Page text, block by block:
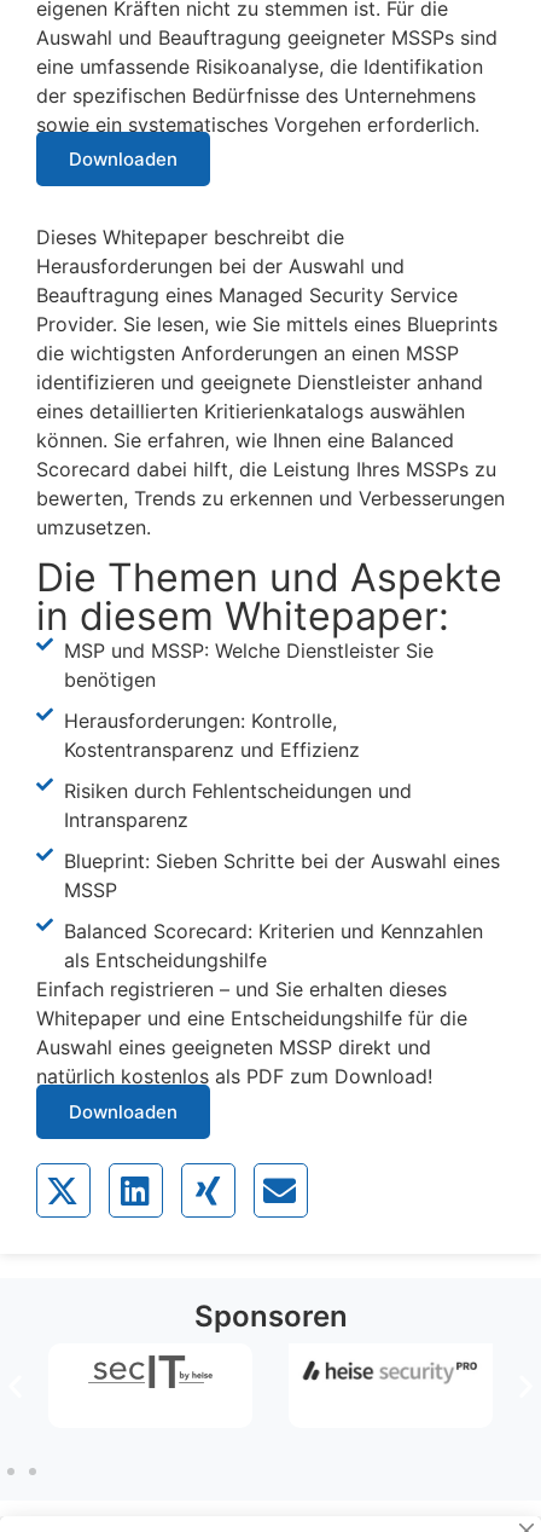
eigenen Kräften nicht zu stemmen ist. Für die
Auswahl und Beauftragung geeigneter MSSPs sind
eine umfassende Risikoanalyse, die Identifikation
der spezifischen Bedürfnisse des Unternehmens
sowie ein systematisches Vorgehen erforderlich.
Downloaden
Dieses Whitepaper beschreibt die
Herausforderungen bei der Auswahl und
Beauftragung eines Managed Security Service
Provider. Sie lesen, wie Sie mittels eines Blueprints
die wichtigsten Anforderungen an einen MSSP
identifizieren und geeignete Dienstleister anhand
eines detaillierten Kritierienkatalogs auswählen
können. Sie erfahren, wie Ihnen eine Balanced
Scorecard dabei hilft, die Leistung Ihres MSSPs zu
bewerten, Trends zu erkennen und Verbesserungen
umzusetzen.
Die Themen und Aspekte
in diesem Whitepaper:
MSP und MSSP: Welche Dienstleister Sie
benötigen
Herausforderungen: Kontrolle,
Kostentransparenz und Effizienz
Risiken durch Fehlentscheidungen und
Intransparenz
Blueprint: Sieben Schritte bei der Auswahl eines
MSSP
Balanced Scorecard: Kriterien und Kennzahlen
als Entscheidungshilfe
Einfach registrieren – und Sie erhalten dieses
Whitepaper und eine Entscheidungshilfe für die
Auswahl eines geeigneten MSSP direkt und
natürlich kostenlos als PDF zum Download!
Downloaden
Sponsoren